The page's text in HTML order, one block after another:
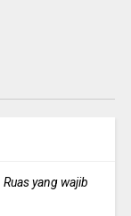
Ruas yang wajib